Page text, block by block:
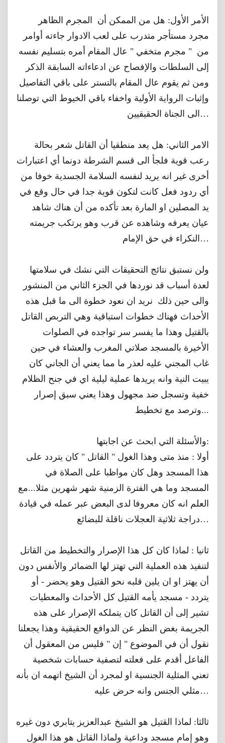
الأمر الأول: هل من الممكن أن المجرم الظاهر
مجرد مستأجر متدرب على لعب الادوار جاءته أوامر
من " مجرم متخفي " عال المقام أمره بتسليم نفسه
إلى السلطات والإفصاح عن ادعاءاته السابقة الذكر
ومن ثم يقوم عال المقام بالتستر على باقي التفاصيل
وإثبات الرواية الأولية واخفاء باقي الخيوط التي توصلنا
الى الجناة الحقيقيين…
الامر الثاني: هل يعد منطقيا أن القاتل شعر بحالة
رعب قوية فلجأ الى قسم الشرطة دونما أي اعتبارات
أخرى غير انه يريد لنفسه السلامة الجسدية خوفا من
أي ردود فعل كانت لتكون قوية جدا في حال وقع في
يد المصلين او المارة بعد تأكده من أن هناك شاهد
عيان يعرفه وشاهده عن قرب وهو يرتكب جريمته
النكراء في حق الإمام…
ولن نستبق نتائج التحقيقات التي نشك في سلامتها
لعدة أسباب قد نوردها في الجزء الثاني من المنشور
والى حين ذلك نريد ان نعود خطوة الى ما قبل هذه
الأحداث فهناك خطوات استباقية وهي التربص القاتل
بالقتيل وهذا ما يفسر سر تواجده في الصلوات
الأخيرة بالمسجد صلاتي المغرب والعشاء في حين
غاب المجني عليه لعذر ما مما يعني أن الجاني كان
يبيت النية وانه يريدها عملية ليلية اي في جنح الظلام
خفية وتسجل ضد مجهول وهذا يعني سبق إصرار
وترصد مع تخطيط...
والأسئلة التي ابحث عن اجابتها:
أولا : منذ متى وهذا الغول " القاتل " كان يتردد على
هذا المسجد وهل كان مواظبا على الصلاة في
المسجد وما هي الفترة الزمنية شهر شهرين مثلا...مع
العلم انه كان معروفا لدى البعض عبر عمله في قيادة
دراجة ثلاثية العجلات ناقلة للبضائع…
ثانيا : لماذا كان كل هذا الإصرار والتخطيط من القاتل
لتنفيذ هذه العملية التي تهتز لها الضمائر والأنفس دون
أن يهتز او ان يلين قلبه نحو القتيل وهو يحضر - أو
يتردد - مسجد يأمه القتيل كل الأحداث والمعطيات
تشير إلى أن القاتل كان يتملكه الإصرار على هذه
الجريمة بغض النظر عن الدوافع الحقيقية وهذا يجعلنا
نقول أن في الموضوع " إن " فليس من المعقول أن
الفاعل أقدم على فعلته لتصفية حسابات شخصية
تعني المثلية الجنسية او لمجرد أن الشيخ اتهمه ان بأنه
مثلي الجنس وانه حرض عليه…
ثالثا: لماذا القتيل هو الشيخ عبدالعزيز يتابري دون غيره
وهو إمام مسجد وداعية ولماذا القاتل هو هذا الغول